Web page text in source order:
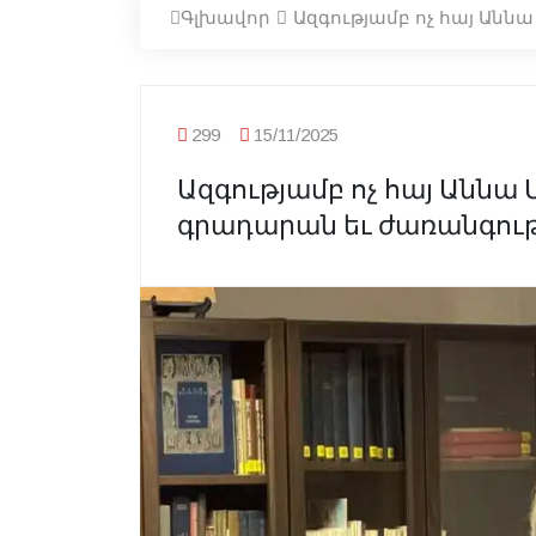
Գլխավոր Ազգությամբ ոչ հայ
299 15/11/2025
Ազգությամբ ոչ հայ
գրադարան եւ